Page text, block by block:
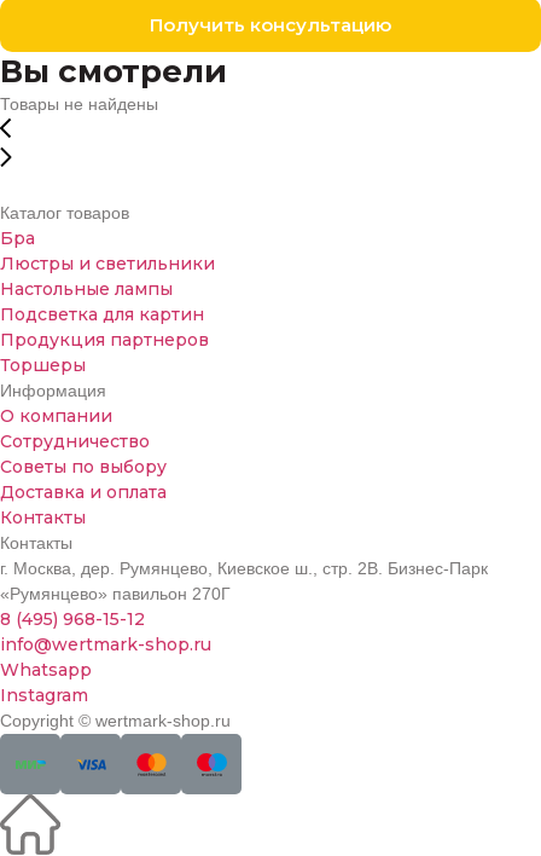
Получить консультацию
Вы смотрели
Товары не найдены
Каталог товаров
Бра
Люстры и светильники
Настольные лампы
Подсветка для картин
Продукция партнеров
Торшеры
Информация
О компании
Сотрудничество
Советы по выбору
Доставка и оплата
Контакты
Контакты
г. Москва, дер. Румянцево, Киевское ш., стр. 2В. Бизнес-Парк
«Румянцево» павильон 270Г
8 (495) 968-15-12
info@wertmark-shop.ru
Whatsapp
Instagram
Copyright © wertmark-shop.ru